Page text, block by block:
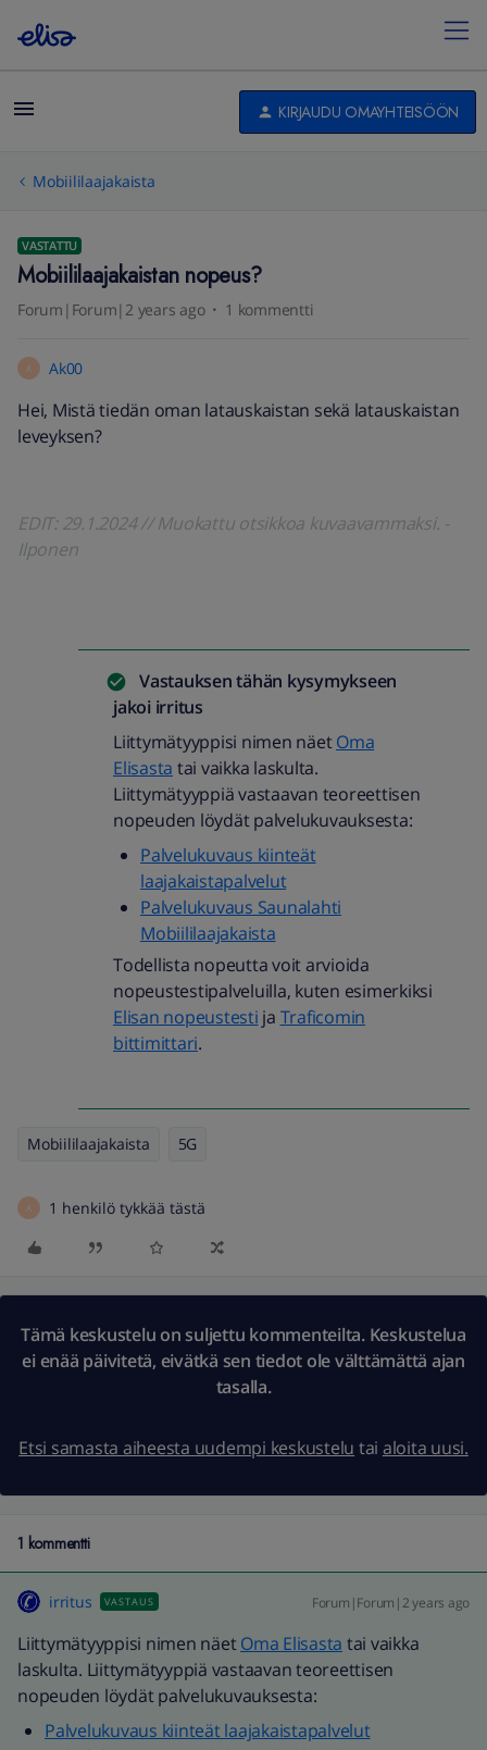
KIRJAUDU OMAYHTEISÖÖN
Mobiililaajakaista
VASTATTU
Mobiililaajakaistan nopeus?
Forum|Forum|2 years ago 1 kommentti
A Ak00
Hei, Mistä tiedän oman latauskaistan sekä latauskaistan
leveyksen?
EDIT: 29.1.2024 // Muokattu otsikkoa kuvaavammaksi. -
Ilponen
Vastauksen tähän kysymykseen
jakoi irritus
Liittymätyyppisi nimen näetOma
Elisasta tai vaikka laskulta.
Liittymätyyppiä vastaavan teoreettisen
nopeuden löydät palvelukuvauksesta:
Palvelukuvaus kiinteät
laajakaistapalvelut
Palvelukuvaus Saunalahti
Mobiililaajakaista
Todellista nopeutta voit arvioida
nopeustestipalveluilla, kuten esimerkiksi
Elisan nopeustesti ja Traficomin
bittimittari.
Mobiililaajakaista 5G
A 1 henkilö tykkää tästä
Tämä keskustelu on suljettu kommenteilta. Keskustelua
ei enää päivitetä, eivätkä sen tiedot ole välttämättä ajan
tasalla.
Etsi samasta aiheesta uudempi keskustelu tai aloita uusi.
1 kommentti
irritus VASTAUS Forum|Forum|2 years ago
Liittymätyyppisi nimen näetOma Elisasta tai vaikka
laskulta. Liittymätyyppiä vastaavan teoreettisen
nopeuden löydät palvelukuvauksesta:
Palvelukuvaus kiinteät laajakaistapalvelut